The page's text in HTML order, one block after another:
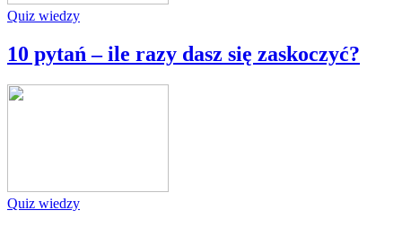
Quiz wiedzy
10 pytań – ile razy dasz się zaskoczyć?
Quiz wiedzy